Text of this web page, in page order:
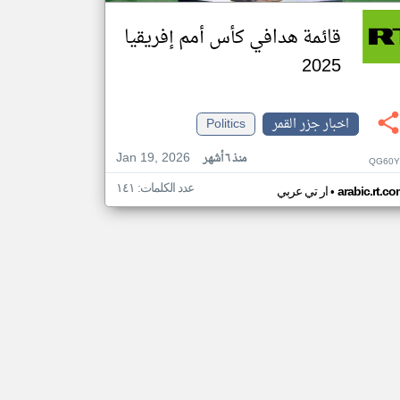
قائمة هدافي كأس أمم إفريقيا
2025
اخبار جزر القمر
Politics
Jan 19, 2026
منذ ٦ أشهر
ار تي عربي• عدد الكلمات: ١٤١